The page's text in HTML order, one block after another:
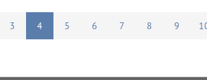
3 4 5 6 7 8 9